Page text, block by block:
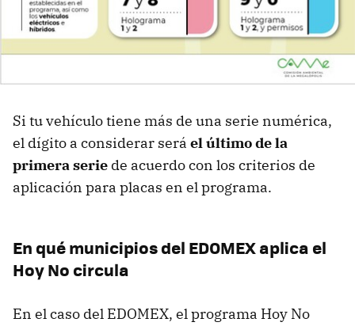
Si tu vehículo tiene más de una serie numérica,
el dígito a considerar será el último de la
primera serie de acuerdo con los criterios de
aplicación para placas en el programa.
En qué municipios del EDOMEX aplica el
Hoy No circula
En el caso del EDOMEX, el programa Hoy No